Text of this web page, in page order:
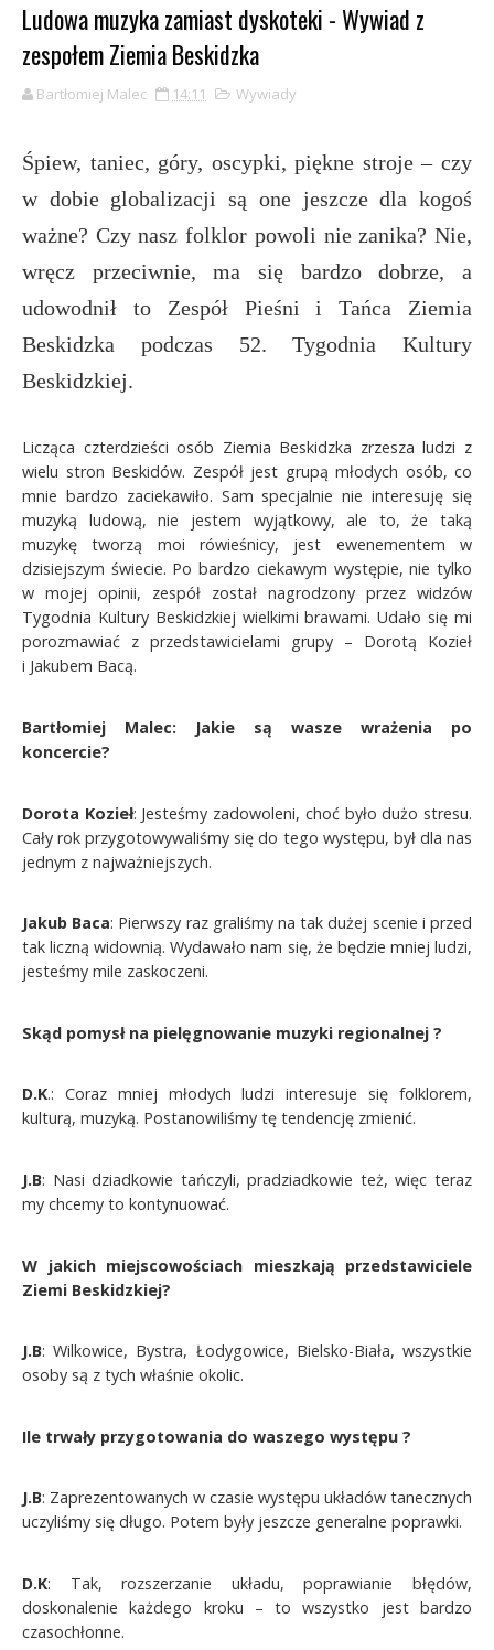
Ludowa muzyka zamiast dyskoteki - Wywiad z
zespołem Ziemia Beskidzka
Bartłomiej Malec 14:11 Wywiady
Śpiew, taniec, góry, oscypki, piękne stroje – czy
w dobie globalizacji są one jeszcze dla kogoś
ważne? Czy nasz folklor powoli nie zanika? Nie,
wręcz przeciwnie, ma się bardzo dobrze, a
udowodnił to Zespół Pieśni i Tańca Ziemia
Beskidzka podczas 52. Tygodnia Kultury
Beskidzkiej.
Licząca czterdzieści osób Ziemia Beskidzka zrzesza ludzi z
wielu stron Beskidów. Zespół jest grupą młodych osób, co
mnie bardzo zaciekawiło. Sam specjalnie nie interesuję się
muzyką ludową, nie jestem wyjątkowy, ale to, że taką
muzykę tworzą moi rówieśnicy, jest ewenementem w
dzisiejszym świecie. Po bardzo ciekawym występie, nie tylko
w mojej opinii, zespół został nagrodzony przez widzów
Tygodnia Kultury Beskidzkiej wielkimi brawami. Udało się mi
porozmawiać z przedstawicielami grupy – Dorotą Kozieł
i Jakubem Bacą.
Bartłomiej Malec: Jakie są wasze wrażenia po
koncercie?
Dorota Kozieł: Jesteśmy zadowoleni, choć było dużo stresu.
Cały rok przygotowywaliśmy się do tego występu, był dla nas
jednym z najważniejszych.
Jakub Baca: Pierwszy raz graliśmy na tak dużej scenie i przed
tak liczną widownią. Wydawało nam się, że będzie mniej ludzi,
jesteśmy mile zaskoczeni.
Skąd pomysł na pielęgnowanie muzyki regionalnej ?
D.K.: Coraz mniej młodych ludzi interesuje się folklorem,
kulturą, muzyką. Postanowiliśmy tę tendencję zmienić.
J.B: Nasi dziadkowie tańczyli, pradziadkowie też, więc teraz
my chcemy to kontynuować.
W jakich miejscowościach mieszkają przedstawiciele
Ziemi Beskidzkiej?
J.B: Wilkowice, Bystra, Łodygowice, Bielsko-Biała, wszystkie
osoby są z tych właśnie okolic.
Ile trwały przygotowania do waszego występu ?
J.B: Zaprezentowanych w czasie występu układów tanecznych
uczyliśmy się długo. Potem były jeszcze generalne poprawki.
D.K: Tak, rozszerzanie układu, poprawianie błędów,
doskonalenie każdego kroku – to wszystko jest bardzo
czasochłonne.